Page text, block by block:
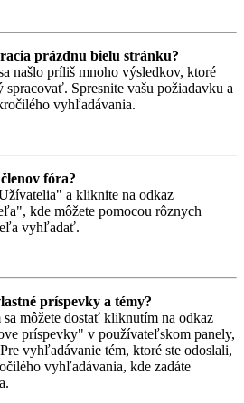
prázdnu bielu stránku?
našlo príliš mnoho výsledkov, ktoré
spracovať. Spresnite vašu požiadavku a
vyhľadávania.
fóra?
a kliknite na odkaz
kde môžete pomocou rôznych
vyhľadať.
príspevky a témy?
môžete dostať kliknutím na odkaz
príspevky" v používateľskom panely,
vyhľadávanie tém, ktoré ste odoslali,
vyhľadávania, kde zadáte